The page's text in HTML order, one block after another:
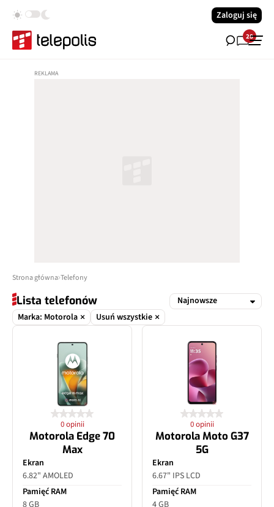
Zaloguj się
28
Strona główna Telefony
Lista telefonów
Marka: Motorola Usuń wszystkie
0 opinii
Motorola Edge 70
Max
Ekran
6.82" AMOLED
Pamięć RAM
8 GB
0 opinii
Motorola Moto G37
5G
Ekran
6.67" IPS LCD
Pamięć RAM
4 GB